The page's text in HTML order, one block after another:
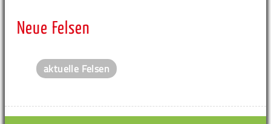
Neue Felsen
aktuelle Felsen